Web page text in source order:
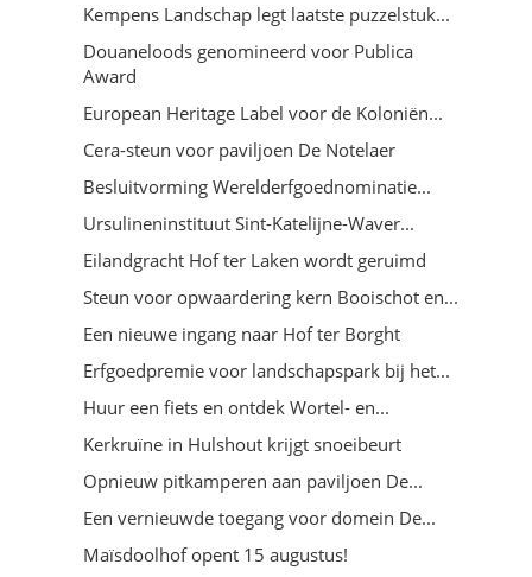
Kempens Landschap legt laatste puzzelstuk...
Douaneloods genomineerd voor Publica
Award
European Heritage Label voor de Koloniën...
Cera-steun voor paviljoen De Notelaer
Besluitvorming Werelderfgoednominatie...
Ursulineninstituut Sint-Katelijne-Waver...
Eilandgracht Hof ter Laken wordt geruimd
Steun voor opwaardering kern Booischot en...
Een nieuwe ingang naar Hof ter Borght
Erfgoedpremie voor landschapspark bij het...
Huur een fiets en ontdek Wortel- en...
Kerkruïne in Hulshout krijgt snoeibeurt
Opnieuw pitkamperen aan paviljoen De...
Een vernieuwde toegang voor domein De...
Maïsdoolhof opent 15 augustus!